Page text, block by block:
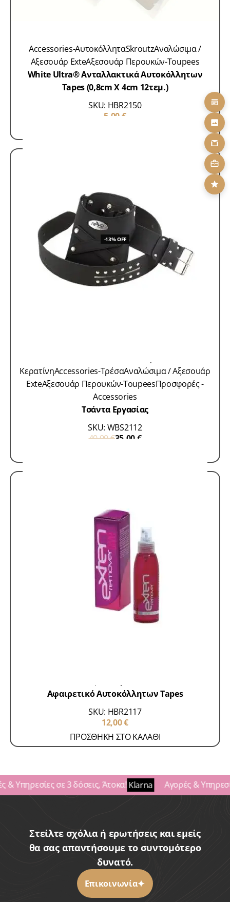
Accessories-ΑυτοκόλληταSkroutzΑναλώσιμα /
Αξεσουάρ ExteΑξεσουάρ Περουκών-Toupees
White Ultra® Ανταλλακτικά Αυτοκόλλητων
Tapes (0,8cm X 4cm 12τεμ.)
SKU: HBR2150
5,00€
-13% OFF
ΚερατίνηAccessories-ΤρέσαΑναλώσιμα / Αξεσουάρ
ExteΑξεσουάρ Περουκών-ToupeesΠροσφορές -
Accessories
Τσάντα Εργασίας
SKU: WBS2112
40,00€35,00€
Αφαιρετικό Αυτοκόλλητων Tapes
SKU: HBR2117
12,00€
ΠΡΟΣΘΗΚΗ ΣΤΟ ΚΑΛΑΘΙ
& Υπηρεσίες σε 3 δόσεις, Άτοκα!Klarna Αγορές &
Στείλτε σχόλια ή ερωτήσεις και εμείς
θα σας απαντήσουμε το συντομότερο
δυνατό.
Επικοινωνία